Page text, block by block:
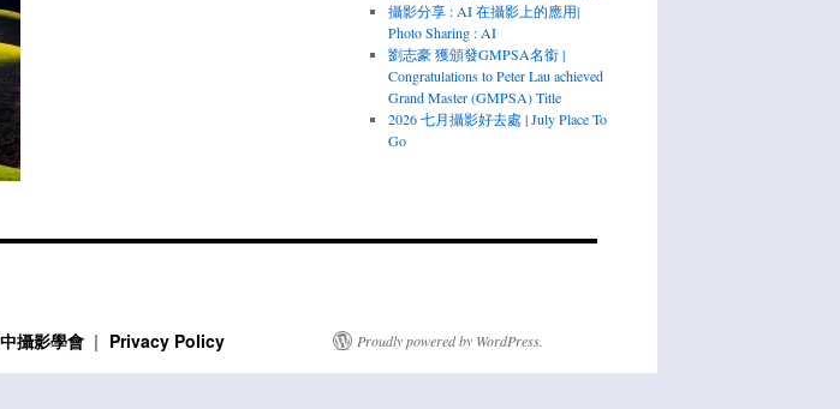
攝影分享 : AI 在攝影上的應用|
Photo Sharing : AI
劉志豪 獲頒發GMPSA名銜 |
Congratulations to Peter Lau achieved
Grand Master (GMPSA) Title
2026 七月攝影好去處 | July Place To
Go
攝影學會 Privacy Policy Proudly powered by WordPress.